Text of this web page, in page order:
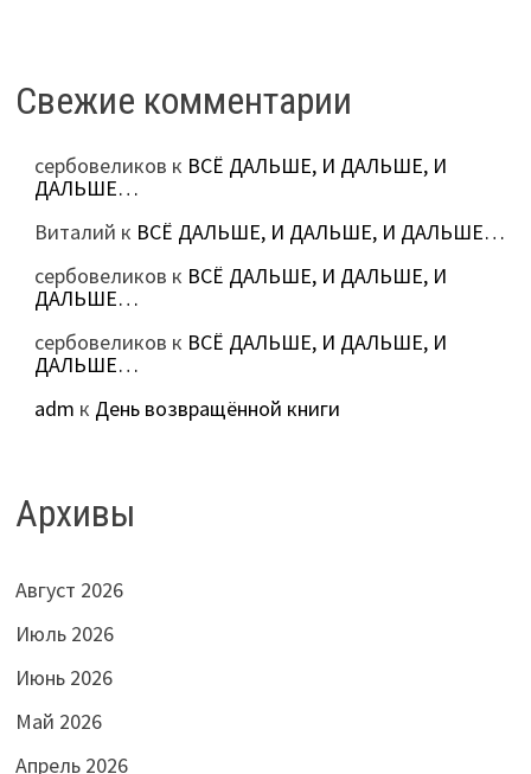
Свежие комментарии
сербовеликов к ВСЁ ДАЛЬШЕ, И ДАЛЬШЕ, И
ДАЛЬШЕ…
Виталий к ВСЁ ДАЛЬШЕ, И ДАЛЬШЕ, И ДАЛЬШЕ…
сербовеликов к ВСЁ ДАЛЬШЕ, И ДАЛЬШЕ, И
ДАЛЬШЕ…
сербовеликов к ВСЁ ДАЛЬШЕ, И ДАЛЬШЕ, И
ДАЛЬШЕ…
adm к День возвращённой книги
Архивы
Август 2026
Июль 2026
Июнь 2026
Май 2026
Апрель 2026